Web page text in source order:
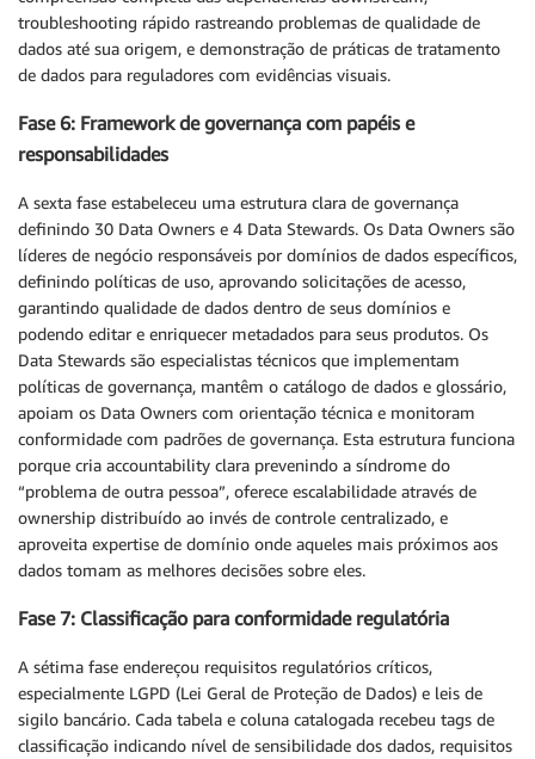
troubleshooting rápido rastreando problemas de qualidade de
dados até sua origem, e demonstração de práticas de tratamento
de dados para reguladores com evidências visuais.
Fase 6: Framework de governança com papéis e
responsabilidades
A sexta fase estabeleceu uma estrutura clara de governança
definindo 30 Data Owners e 4 Data Stewards. Os Data Owners são
líderes de negócio responsáveis por domínios de dados específicos,
definindo políticas de uso, aprovando solicitações de acesso,
garantindo qualidade de dados dentro de seus domínios e
podendo editar e enriquecer metadados para seus produtos. Os
Data Stewards são especialistas técnicos que implementam
políticas de governança, mantêm o catálogo de dados e glossário,
apoiam os Data Owners com orientação técnica e monitoram
conformidade com padrões de governança. Esta estrutura funciona
porque cria accountability clara prevenindo a síndrome do
“problema de outra pessoa”, oferece escalabilidade através de
ownership distribuído ao invés de controle centralizado, e
aproveita expertise de domínio onde aqueles mais próximos aos
dados tomam as melhores decisões sobre eles.
Fase 7: Classificação para conformidade regulatória
A sétima fase endereçou requisitos regulatórios críticos,
especialmente LGPD (Lei Geral de Proteção de Dados) e leis de
sigilo bancário. Cada tabela e coluna catalogada recebeu tags de
classificação indicando nível de sensibilidade dos dados, requisitos